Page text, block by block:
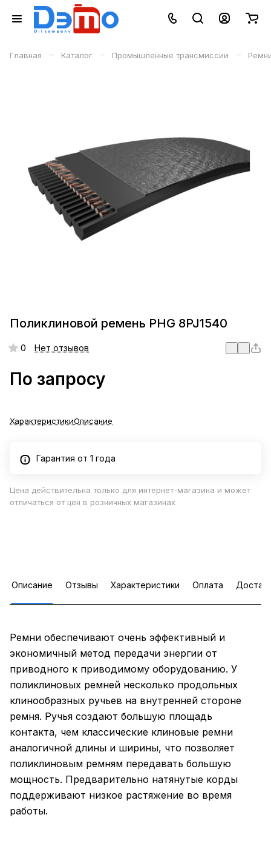
Главная – Каталог – Промышленные трансмиссии –
Поликлиновой ремень PHG 8PJ1540
0 Нет отзывов
По запросу
ХарактеристикиОписание
Гарантия от 1 года
Цена действительна только для интернет-магазина и может
отличаться от цен в розничных магазинах
Описание Отзывы Характеристики Оплата
Ремни обеспечивают очень эффективный и
экономичный метод передачи энергии от
приводного к приводимому оборудованию. У
поликлиновых ремней несколько продольных
клинообразных ручьев на внутренней стороне
ремня. Ручья создают большую площадь
контакта, чем классические клиновые ремни
аналогичной длины и ширины, что позволяет
поликлиновым ремням передавать большую
мощность. Предварительно натянутые корды
поддерживают низкое растяжение во время
работы.